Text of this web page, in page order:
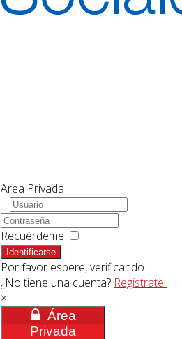
Area Privada
Recuérdeme
Identificarse
Por favor espere, verificando ...
¿No tiene una cuenta? Registrate
×
Área
Privada